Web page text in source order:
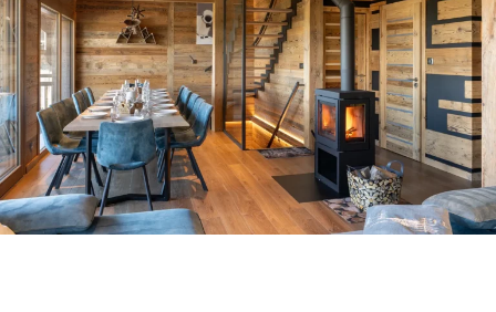
BLOG
RÉFÉRENCES
QUI SUIS-JE
CONTACT
RESSOURCES